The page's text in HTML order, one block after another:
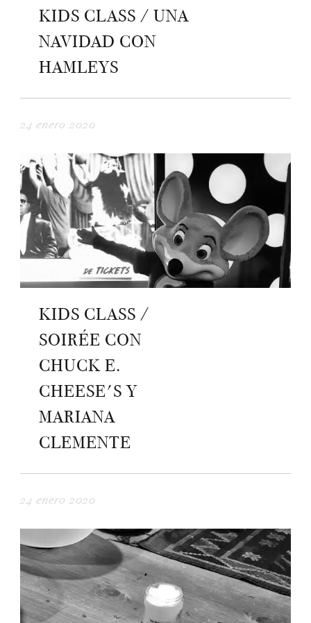
KIDS CLASS / UNA
NAVIDAD CON
HAMLEYS
24 enero 2020
KIDS CLASS /
SOIRÉE CON
CHUCK E.
CHEESE'S Y
MARIANA
CLEMENTE
24 enero 2020